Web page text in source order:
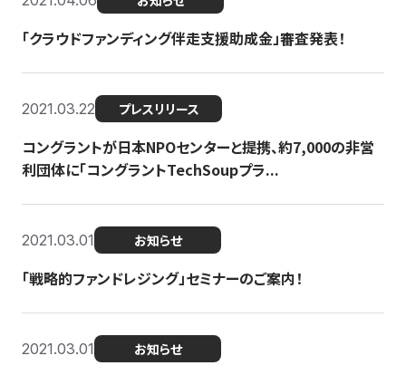
「クラウドファンディング伴走支援助成金」審査発表！
2021.03.22 プレスリリース
コングラントが日本NPOセンターと提携、約7,000の非営
利団体に「コングラントTechSoupプラ...
2021.03.01 お知らせ
「戦略的ファンドレジング」セミナーのご案内！
2021.03.01 お知らせ